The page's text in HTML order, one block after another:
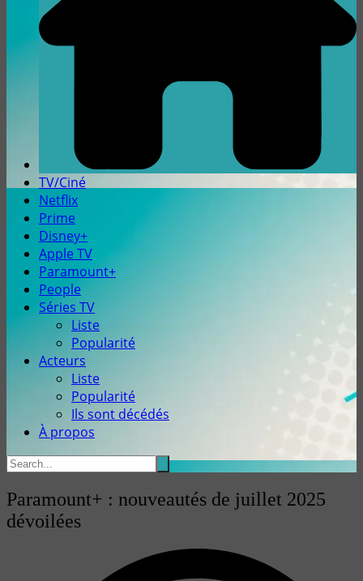
TV/Ciné
Netflix
Prime
Disney+
Apple TV
Paramount+
People
Séries TV
Liste
Popularité
Acteurs
Liste
Popularité
Ils sont décédés
À propos
Paramount+ : nouveautés de juillet 2025
dévoilées